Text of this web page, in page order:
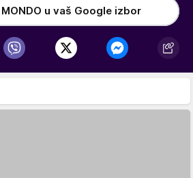
u vaš Google izbor